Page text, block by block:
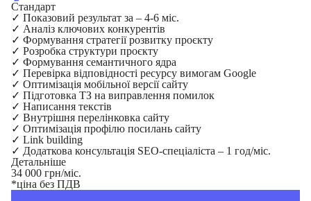
Стандарт
✓ Показовий результат за – 4-6 міс.
✓ Аналіз ключових конкурентів
✓ Формування стратегії розвитку проєкту
✓ Розробка структури проєкту
✓ Формування семантичного ядра
✓ Перевірка відповідності ресурсу вимогам Google
✓ Оптимізація мобільної версії сайту
✓ Підготовка ТЗ на виправлення помилок
✓ Написання текстів
✓ Внутрішня перелінковка сайту
✓ Оптимізація профілю посилань сайту
✓ Link building
✓ Додаткова консультація SEO-спеціаліста – 1 год/міс.
Детальніше
34 000 грн/міс.
*ціна без ПДВ